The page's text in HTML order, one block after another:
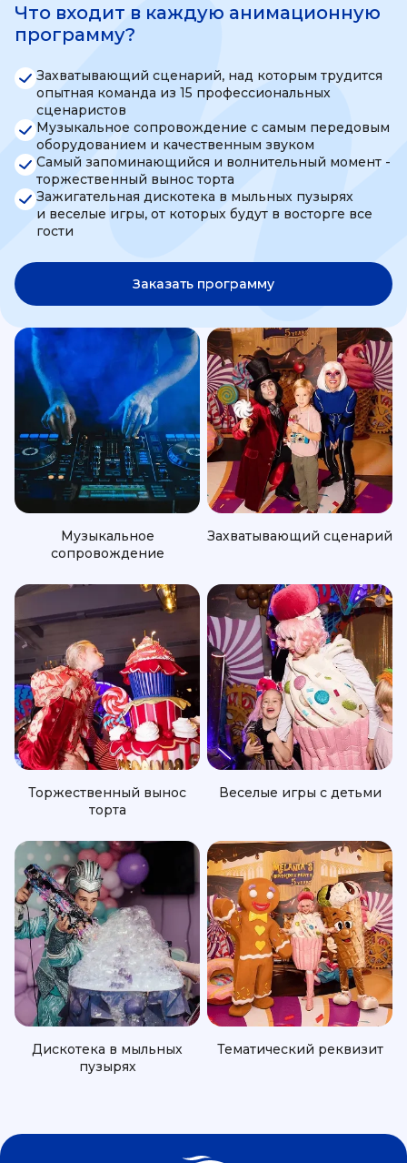
Что входит в каждую анимационную
программу?
Захватывающий сценарий, над которым трудится
опытная команда из 15 профессиональных
сценаристов
Музыкальное сопровождение с самым передовым
оборудованием и качественным звуком
Самый запоминающийся и волнительный момент -
торжественный вынос торта
Зажигательная дискотека в мыльных пузырях
и веселые игры, от которых будут в восторге все
гости
Заказать программу
Музыкальное
сопровождение
Захватывающий сценарий
Торжественный вынос
торта
Веселые игры с детьми
Дискотека в мыльных
пузырях
Тематический реквизит